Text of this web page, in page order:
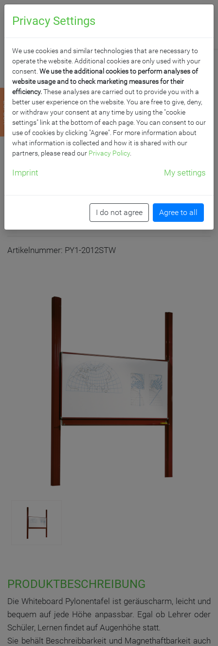
zurück WHITEBOARD
PYLONENTAFEL MIT
EINER TAFELFLÄCHE
AUS STAHL, SERIE PY1
Artikelnummer: PY1-2012STW
PRODUKTBESCHREIBUNG
Die Whiteboard Pylonentafel ist geräuscharm, leicht und
bequem auf jede Höhe anpassbar. Egal ob Lehrer oder
Schüler, Lernen findet auf Augenhöhe statt.
Sie behält Beschreibbarkeit und Magnethaftbarkeit auch
Privacy Settings
We use cookies and similar technologies that are necessary to
operate the website. Additional cookies are only used with your
consent. We use the additional cookies to perform analyses of
website usage and to check marketing measures for their
efficiency.These analyses are carried out to provide you with a
better user experience on the website. You are free to give, deny,
or withdraw your consent at any time by using the "cookie
settings" link at the bottom of each page. You can consent to our
use of cookies by clicking "Agree". For more information about
what information is collected and how it is shared with our
partners, please read our Privacy Policy.
Imprint My settings
I do not agree Agree to all